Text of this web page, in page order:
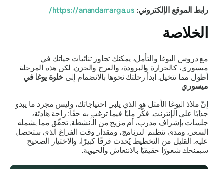
رابط الموقع الإلكتروني:https://anandamarga.us/
الخلاصة
مع دروس اليوغا والتأمل، يمكنك تجاوز ثنائيات حياتك في
ميسوري، كالحرارة والبرودة، والفرح والحزن. لكن هذه المرحلة
أطول مما تتخيل. ابدأ رحلتك نحوها بالانضمام إلى خلوة يوغا في
ميسوري
إنّ ملاذ اليوغا الأمثل هو الذي يلبي احتياجاتك، وليس مجرد ما يبدو
جذابًا على الإنترنت. فكّر مليًا فيما ترغب به حقًا: راحة هادئة،
جلسات بإشراف مدرب، أم مزيج من الأنشطة. تحقّق مما يشمله
السعر، ومدى تنظيم البرنامج، ومقدار وقت الفراغ الذي ستحصل
عليه. القليل من التخطيط يُحدث فرقًا كبيرًا، والاختيار الصحيح
سيمنحك شعورًا حقيقيًا بالانتعاش والحيوية.